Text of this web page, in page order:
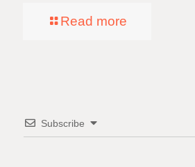
Read more
Subscribe